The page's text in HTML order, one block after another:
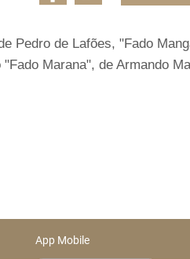
Pedro de Lafões, "Fado
Marana", de Armando
App Mobile